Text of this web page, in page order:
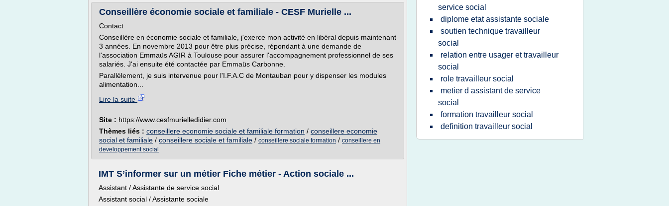
Conseillère économie sociale et familiale - CESF Murielle ...
Contact
Conseillère en économie sociale et familiale, j'exerce mon activité en libéral depuis maintenant
3 années. En novembre 2013 pour être plus précise, répondant à une demande de
l'association Emmaüs AGIR à Toulouse pour assurer l'accompagnement professionnel de ses
salariés. J'ai ensuite été contactée par Emmaüs Carbonne.
Parallèlement, je suis intervenue pour l'I.F.A.C de Montauban pour y dispenser les modules
alimentation...
Lire la suite
Site : https://www.cesfmurielledidier.com
Thèmes liés : conseillere economie sociale et familiale formation / conseillere economie
social et familiale / conseillere sociale et familiale / conseillere sociale formation / conseillere en
developpement social
IMT S’informer sur un métier Fiche métier - Action sociale ...
Assistant / Assistante de service social
Assistant social / Assistante sociale
service social
diplome etat assistante sociale
soutien technique travailleur
social
relation entre usager et travailleur
social
role travailleur social
metier d assistant de service
social
formation travailleur social
definition travailleur social